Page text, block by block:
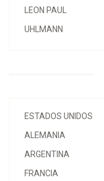
LEON PAUL
UHLMANN
ESTADOS UNIDOS
ALEMANIA
ARGENTINA
FRANCIA